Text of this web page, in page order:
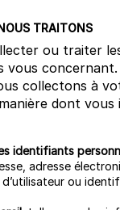
TRAITONS
ou traiter
vous concernant.
collectons à
dont vous
identifiants
adresse
ou